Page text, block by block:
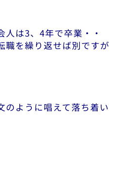
は3、4年で卒業・・
職を繰り返せば別ですが
のように唱えて落ち着い